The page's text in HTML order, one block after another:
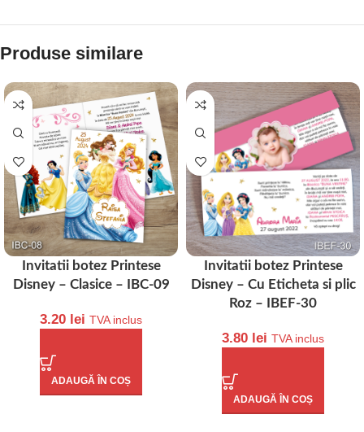
Produse similare
Invitatii botez Printese
Disney – Clasice – IBC-09
3.20 lei TVA inclus
ADAUGĂ ÎN COȘ
Invitatii botez Printese
Disney – Cu Eticheta si plic
Roz – IBEF-30
3.80 lei TVA inclus
ADAUGĂ ÎN COȘ